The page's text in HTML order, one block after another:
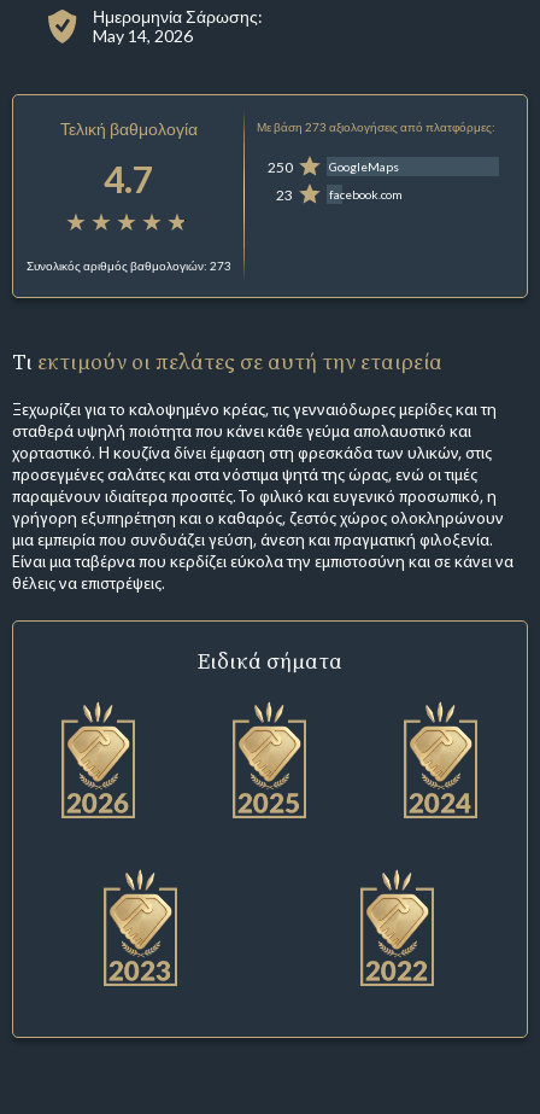
Ημερομηνία Σάρωσης:
May 14, 2026
Τελική βαθμολογία
4.7
Συνολικός αριθμός βαθμολογιών: 273
Με βάση 273 αξιολογήσεις από πλατφόρμες:
250 GoogleMaps
23 facebook.com
Τι εκτιμούν οι πελάτες σε αυτή την εταιρεία
Ξεχωρίζει για το καλοψημένο κρέας, τις γενναιόδωρες μερίδες και τη
σταθερά υψηλή ποιότητα που κάνει κάθε γεύμα απολαυστικό και
χορταστικό. Η κουζίνα δίνει έμφαση στη φρεσκάδα των υλικών, στις
προσεγμένες σαλάτες και στα νόστιμα ψητά της ώρας, ενώ οι τιμές
παραμένουν ιδιαίτερα προσιτές. Το φιλικό και ευγενικό προσωπικό, η
γρήγορη εξυπηρέτηση και ο καθαρός, ζεστός χώρος ολοκληρώνουν
μια εμπειρία που συνδυάζει γεύση, άνεση και πραγματική φιλοξενία.
Είναι μια ταβέρνα που κερδίζει εύκολα την εμπιστοσύνη και σε κάνει να
θέλεις να επιστρέψεις.
Ειδικά σήματα